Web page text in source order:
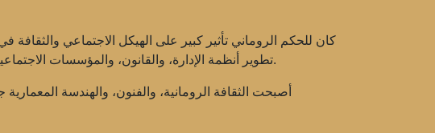
كان للحكم الروماني تأثير كبير على الهيكل الاجتماعي والثقافة
تطوير أنظمة الإدارة، والقانون، والمؤسسات الاجتماعية. أصبحت اللغة اليونانية واللاتينية هي اللغات السائدة، وأصبح اللاتينية أساسًا للغة الإسبانية والبرتغالية الحديثة.
أصبحت الثقافة الرومانية، والفنون، والهندسة